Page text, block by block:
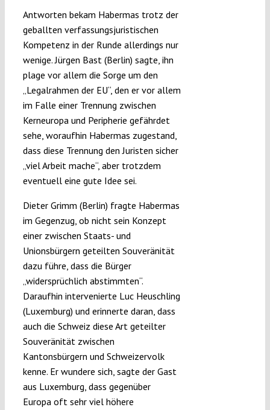
Antworten bekam Habermas trotz der
geballten verfassungsjuristischen
Kompetenz in der Runde allerdings nur
wenige. Jürgen Bast (Berlin) sagte, ihn
plage vor allem die Sorge um den
„Legalrahmen der EU“, den er vor allem
im Falle einer Trennung zwischen
Kerneuropa und Peripherie gefährdet
sehe, woraufhin Habermas zugestand,
dass diese Trennung den Juristen sicher
„viel Arbeit mache“, aber trotzdem
eventuell eine gute Idee sei.
Dieter Grimm (Berlin) fragte Habermas
im Gegenzug, ob nicht sein Konzept
einer zwischen Staats- und
Unionsbürgern geteilten Souveränität
dazu führe, dass die Bürger
„widersprüchlich abstimmten“.
Daraufhin intervenierte Luc Heuschling
(Luxemburg) und erinnerte daran, dass
auch die Schweiz diese Art geteilter
Souveränität zwischen
Kantonsbürgern und Schweizervolk
kenne. Er wundere sich, sagte der Gast
aus Luxemburg, dass gegenüber
Europa oft sehr viel höhere